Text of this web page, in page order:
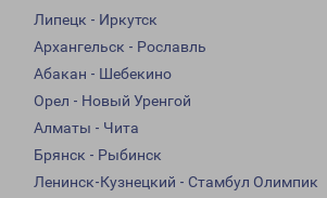
Липецк - Иркутск
Архангельск - Рославль
Абакан - Шебекино
Орел - Новый Уренгой
Алматы - Чита
Брянск - Рыбинск
Ленинск-Кузнецкий - Стамбул Олимпик